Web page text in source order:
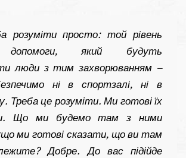
розуміти просто: той рівень
допомоги, який будуть
люди з тим захворюванням –
ні в спортзалі, ні в
Треба це розуміти. Ми готові їх
Що ми будемо там з ними
ми готові сказати, що ви там
Добре. До вас підійде